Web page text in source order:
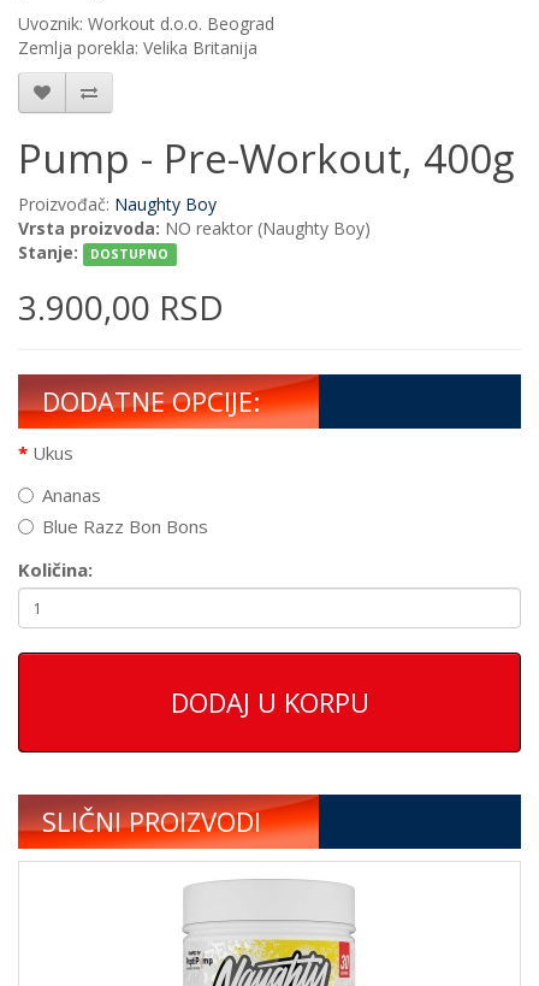
Uvoznik: Workout d.o.o. Beograd
Zemlja porekla: Velika Britanija
Pump - Pre-Workout, 400g
Proizvođač: Naughty Boy
Vrsta proizvoda: NO reaktor (Naughty Boy)
Stanje:
DOSTUPNO
3.900,00 RSD
DODATNE OPCIJE:
Ukus
Ananas
Blue Razz Bon Bons
Količina:
DODAJ U KORPU
SLIČNI PROIZVODI